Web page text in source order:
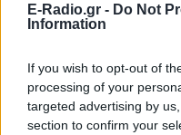
E-Radio.gr - Do Not
Information
If you wish to opt-out of
processing of your
targeted advertising by
section to confirm your